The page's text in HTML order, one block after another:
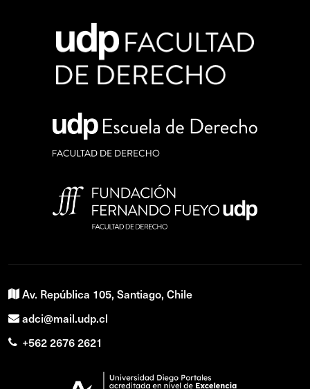
Av. República 105, Santiago, Chile
adci@mail.udp.cl
+562 2676 2621